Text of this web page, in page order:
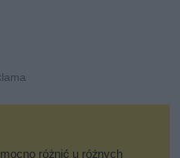
różnić u różnych